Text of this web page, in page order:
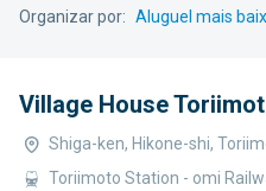
Organizar por:
Village House
Shiga-ken, Hikone-shi,
Toriimoto Station - omi